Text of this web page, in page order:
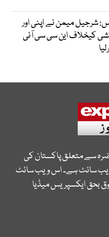
شرجیل میمن نے اپنی اور
کیخلاف این سی سی آئی
سے متعلق پاکستان کی
سائٹ ہے۔ اس ویب سائٹ
بحق ایکسپریس میڈیا